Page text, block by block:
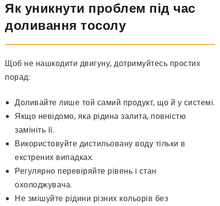
Як уникнути проблем під час
доливання тосолу
Щоб не нашкодити двигуну, дотримуйтесь простих
порад:
Доливайте лише той самий продукт, що й у системі.
Якщо невідомо, яка рідина залита, повністю
замініть її.
Використовуйте дистильовану воду тільки в
екстрених випадках.
Регулярно перевіряйте рівень і стан
охолоджувача.
Не змішуйте рідини різних кольорів без